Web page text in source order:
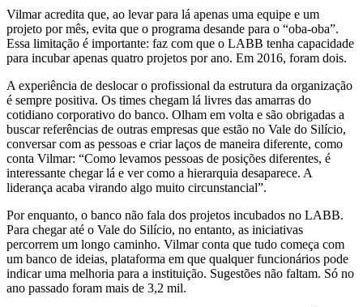
Vilmar acredita que, ao levar para lá apenas uma equipe e um
projeto por mês, evita que o programa desande para o “oba-oba”.
Essa limitação é importante: faz com que o LABB tenha capacidade
para incubar apenas quatro projetos por ano. Em 2016, foram dois.
A experiência de deslocar o profissional da estrutura da organização
é sempre positiva. Os times chegam lá livres das amarras do
cotidiano corporativo do banco. Olham em volta e são obrigadas a
buscar referências de outras empresas que estão no Vale do Silício,
conversar com as pessoas e criar laços de maneira diferente, como
conta Vilmar: “Como levamos pessoas de posições diferentes, é
interessante chegar lá e ver como a hierarquia desaparece. A
liderança acaba virando algo muito circunstancial”.
Por enquanto, o banco não fala dos projetos incubados no LABB.
Para chegar até o Vale do Silício, no entanto, as iniciativas
percorrem um longo caminho. Vilmar conta que tudo começa com
um banco de ideias, plataforma em que qualquer funcionários pode
indicar uma melhoria para a instituição. Sugestões não faltam. Só no
ano passado foram mais de 3,2 mil.